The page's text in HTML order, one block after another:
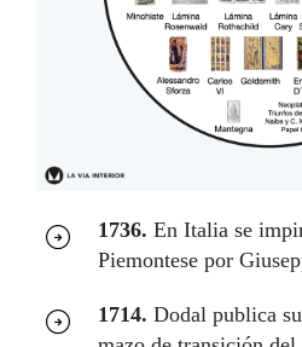
1736. En Italia se
Piemontese por
1714. Dodal publica